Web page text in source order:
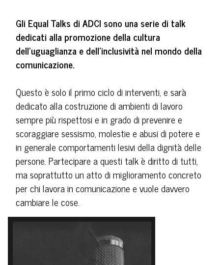
Gli Equal Talks di ADCI sono una serie di talk
dedicati alla promozione della cultura
dell’uguaglianza e dell’inclusività nel mondo della
comunicazione.
Questo è solo il primo ciclo di interventi, e sarà
dedicato alla costruzione di ambienti di lavoro
sempre più rispettosi e in grado di prevenire e
scoraggiare sessismo, molestie e abusi di potere e
in generale comportamenti lesivi della dignità delle
persone. Partecipare a questi talk è diritto di tutti,
ma soprattutto un atto di miglioramento concreto
per chi lavora in comunicazione e vuole davvero
cambiare le cose.